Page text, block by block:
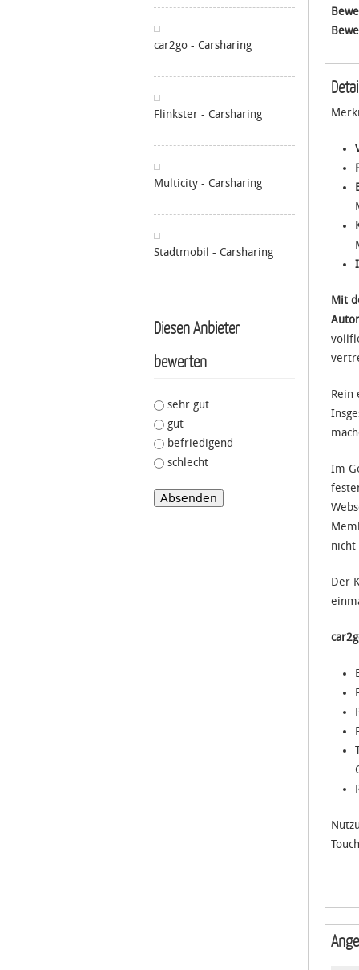
Mit
Rein
Im
nicht
Der
car2go - Carsharing
Flinkster - Carsharing
Multicity - Carsharing
Stadtmobil - Carsharing
Diesen Anbieter
bewerten
Your vote*
sehr gut
gut
befriedigend
schlecht